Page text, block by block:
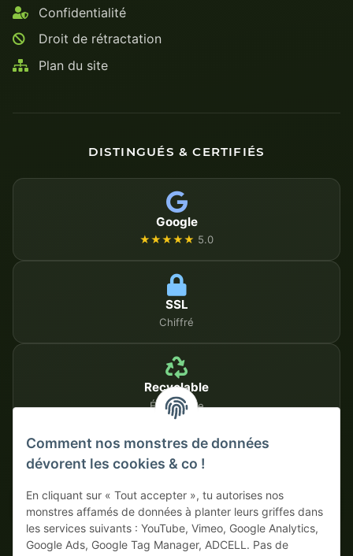
Confidentialité
Droit de rétractation
Plan du site
DISTINGUÉS & CERTIFIÉS
Google
★★★★★ 5.0
SSL
Chiffré
Recyclable
Écologique
MÉTHODES DE PAIEMENT SÉCURISÉES
Sur facture Paiement anticipé avec escompte
Comment nos monstres de données
dévorent les cookies & co !
En cliquant sur « Tout accepter », tu autorises nos
monstres affamés de données à planter leurs griffes dans
les services suivants : YouTube, Vimeo, Google Analytics,
Google Ads, Google Tag Manager, ADCELL. Pas de